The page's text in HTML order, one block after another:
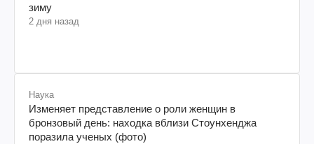
зиму
2 дня назад
Наука
Изменяет представление о роли женщин в
бронзовый день: находка вблизи Стоунхенджа
поразила ученых (фото)